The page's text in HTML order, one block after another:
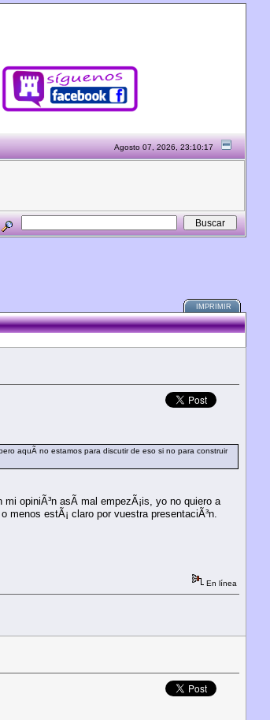
Agosto 07, 2026, 23:10:17
IMPRIMIR
aquÃ­ no estamos para discutir de eso si no para construir
opiniÃ³n asÃ­ mal empezÃ¡is, yo no quiero a
estÃ¡ claro por vuestra presentaciÃ³n.
En línea